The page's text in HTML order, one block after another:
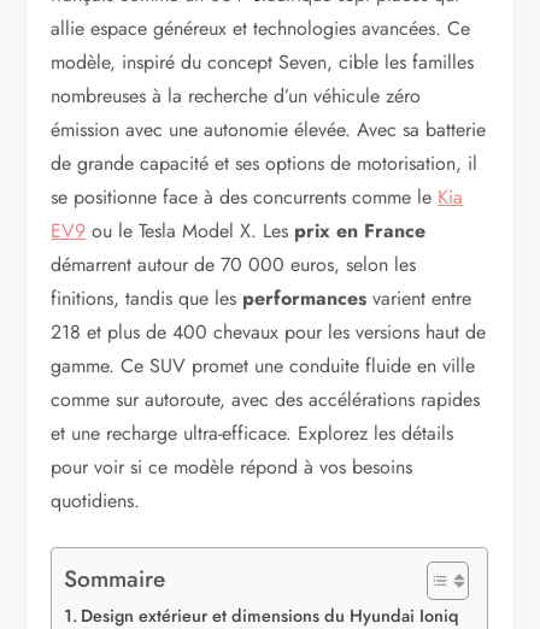
allie espace généreux et technologies avancées. Ce
modèle, inspiré du concept Seven, cible les familles
nombreuses à la recherche d’un véhicule zéro
émission avec une autonomie élevée. Avec sa batterie
de grande capacité et ses options de motorisation, il
se positionne face à des concurrents comme le Kia
EV9 ou le Tesla Model X. Les prix en France
démarrent autour de 70 000 euros, selon les
finitions, tandis que les performances varient entre
218 et plus de 400 chevaux pour les versions haut de
gamme. Ce SUV promet une conduite fluide en ville
comme sur autoroute, avec des accélérations rapides
et une recharge ultra-efficace. Explorez les détails
pour voir si ce modèle répond à vos besoins
quotidiens.
Sommaire
Design extérieur et dimensions du Hyundai Ioniq